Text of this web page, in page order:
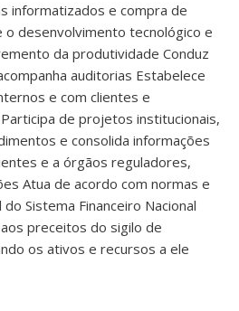
informatizados e compra de
desenvolvimento tecnológico e
da produtividade Conduz
auditorias Estabelece
e com clientes e
de projetos institucionais,
e consolida informações
e a órgãos reguladores,
Atua de acordo com normas e
Sistema Financeiro Nacional
preceitos do sigilo de
os ativos e recursos a ele